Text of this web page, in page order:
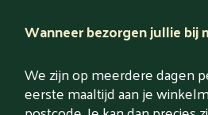
Wanneer bezorgen jullie bij
We zijn op meerdere dagen
eerste maaltijd aan je